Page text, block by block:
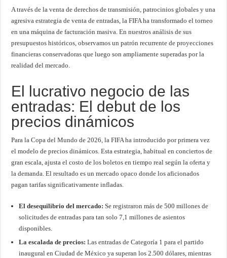
A través de la venta de derechos de transmisión, patrocinios globales y una
agresiva estrategia de venta de entradas, la FIFA ha transformado el torneo
en una máquina de facturación masiva. En nuestros análisis de sus
presupuestos históricos, observamos un patrón recurrente de proyecciones
financieras conservadoras que luego son ampliamente superadas por la
realidad del mercado.
El lucrativo negocio de las
entradas: El debut de los
precios dinámicos
Para la Copa del Mundo de 2026, la FIFA ha introducido por primera vez
el modelo de precios dinámicos. Esta estrategia, habitual en conciertos de
gran escala, ajusta el costo de los boletos en tiempo real según la oferta y
la demanda. El resultado es un mercado opaco donde los aficionados
pagan tarifas significativamente infladas.
El desequilibrio del mercado: Se registraron más de 500 millones de
solicitudes de entradas para tan solo 7,1 millones de asientos
disponibles.
La escalada de precios: Las entradas de Categoría 1 para el partido
inaugural en Ciudad de México ya superan los 2.500 dólares, mientras